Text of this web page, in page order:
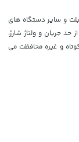
و سایر دستگاه های
حد جریان و ولتاژ شارژ،
و غیره محافظت می